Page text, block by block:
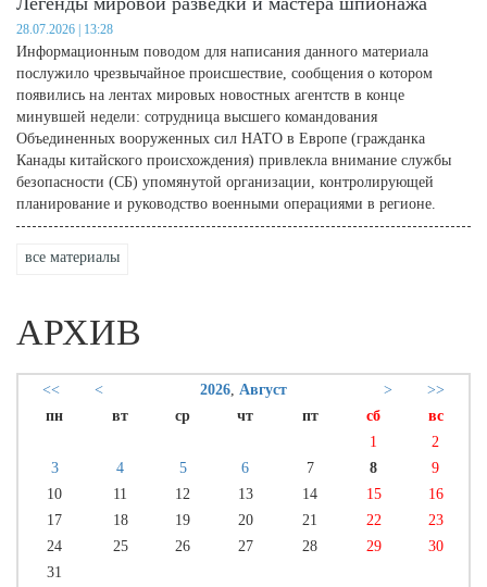
28.07.2026 | 13:28
Информационным поводом для написания данного материала
послужило чрезвычайное происшествие, сообщения о котором
появились на лентах мировых новостных агентств в конце
минувшей недели: сотрудница высшего командования
Объединенных вооруженных сил НАТО в Европе (гражданка
Канады китайского происхождения) привлекла внимание службы
безопасности (СБ) упомянутой организации, контролирующей
планирование и руководство военными операциями в регионе.
все материалы
АРХИВ
<< < 2026, Август >
>>
пн
вт ср чт пт сб
вс
1
2
3
4 5 6 7 8
9
10
11 12 13 14 15
16
17
18 19 20 21 22
23
24
25 26 27 28 29
30
31